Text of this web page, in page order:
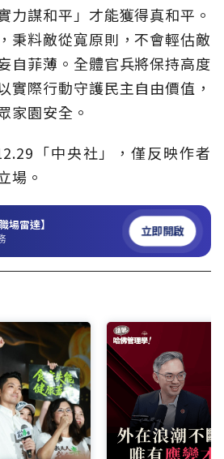
力謀和平」才能獲得真和平。
秉料敵從寬原則，不會輕估敵
自菲薄。全體官兵將保持高度
實際行動守護民主自由價值，
家園安全。
「中央社」，僅反映作者
場。
場雷達】 立即開啟